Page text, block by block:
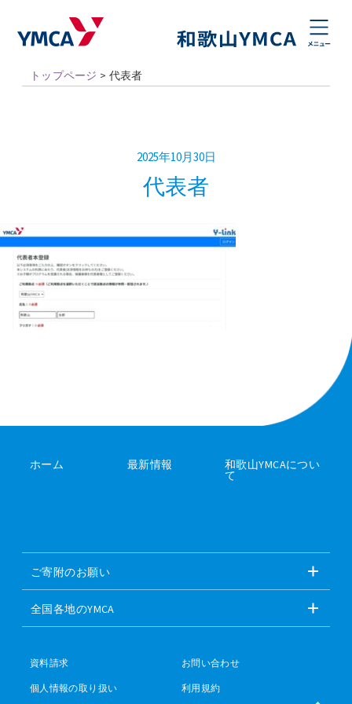
トップページ > 代表者
2025年10月30日
代表者
ホーム 最新情報 和歌山YMCAについ
て
ご寄附のお願い
全国各地のYMCA
資料請求 お問い合わせ
個人情報の取り扱い 利用規約